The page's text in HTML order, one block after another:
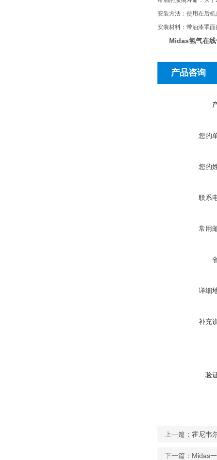
安装方法：使用在后
安装材料：带油漆罩面
Midas氢气在线
产品咨询
您的
您的
联系
常用
详细
补充
验
上一篇： 霍尼韦
下一篇： Midas